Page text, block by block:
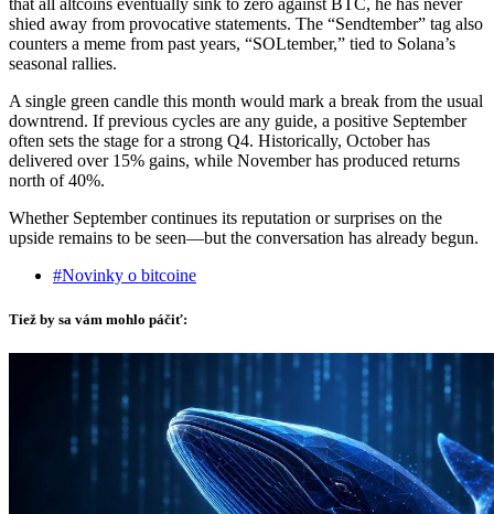
that all altcoins eventually sink to zero against BTC, he has never
shied away from provocative statements. The “Sendtember” tag also
counters a meme from past years, “SOLtember,” tied to Solana’s
seasonal rallies.
A single green candle this month would mark a break from the usual
downtrend. If previous cycles are any guide, a positive September
often sets the stage for a strong Q4. Historically, October has
delivered over 15% gains, while November has produced returns
north of 40%.
Whether September continues its reputation or surprises on the
upside remains to be seen—but the conversation has already begun.
#Novinky o bitcoine
Tiež by sa vám mohlo páčiť: